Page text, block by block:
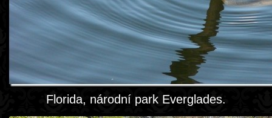
Florida, národní park Everglades.